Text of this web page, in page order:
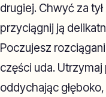
drugiej. Chwyć za
przyciągnij ją
Poczujesz
części uda.
oddychając